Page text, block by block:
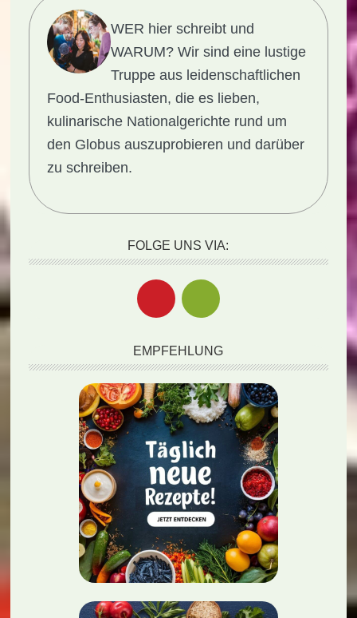
WER hier schreibt und
WARUM? Wir sind eine lustige
Truppe aus leidenschaftlichen
Food-Enthusiasten, die es lieben,
kulinarische Nationalgerichte rund um
den Globus auszuprobieren und darüber
zu schreiben.
FOLGE UNS VIA:
EMPFEHLUNG